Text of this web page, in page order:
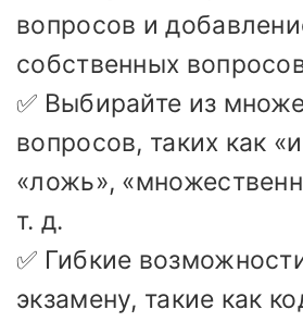
вопросов и
собственных
✅ Выбирайте из
вопросов, таких как
«ложь»,
т. д.
✅ Гибкие
экзамену, такие как